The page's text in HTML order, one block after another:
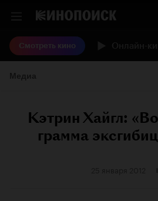
Смотреть кино
Кэтрин Хайгл:
грамма